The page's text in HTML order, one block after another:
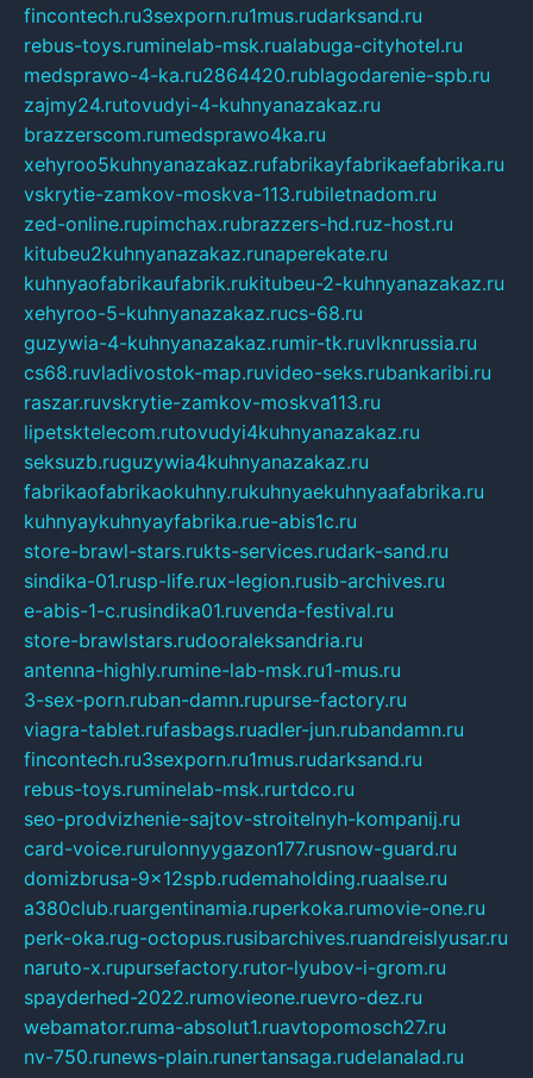
fincontech.ru3sexporn.ru1mus.rudarksand.ru
rebus-toys.ruminelab-msk.rualabuga-cityhotel.ru
medsprawo-4-ka.ru2864420.rublagodarenie-spb.ru
zajmy24.rutovudyi-4-kuhnyanazakaz.ru
brazzerscom.rumedsprawo4ka.ru
xehyroo5kuhnyanazakaz.rufabrikayfabrikaefabrika.ru
vskrytie-zamkov-moskva-113.rubiletnadom.ru
zed-online.rupimchax.rubrazzers-hd.ruz-host.ru
kitubeu2kuhnyanazakaz.runaperekate.ru
kuhnyaofabrikaufabrik.rukitubeu-2-kuhnyanazakaz.ru
xehyroo-5-kuhnyanazakaz.rucs-68.ru
guzywia-4-kuhnyanazakaz.rumir-tk.ruvlknrussia.ru
cs68.ruvladivostok-map.ruvideo-seks.rubankaribi.ru
raszar.ruvskrytie-zamkov-moskva113.ru
lipetsktelecom.rutovudyi4kuhnyanazakaz.ru
seksuzb.ruguzywia4kuhnyanazakaz.ru
fabrikaofabrikaokuhny.rukuhnyaekuhnyaafabrika.ru
kuhnyaykuhnyayfabrika.rue-abis1c.ru
store-brawl-stars.rukts-services.rudark-sand.ru
sindika-01.rusp-life.rux-legion.rusib-archives.ru
e-abis-1-c.rusindika01.ruvenda-festival.ru
store-brawlstars.rudooraleksandria.ru
antenna-highly.rumine-lab-msk.ru1-mus.ru
3-sex-porn.ruban-damn.rupurse-factory.ru
viagra-tablet.rufasbags.ruadler-jun.rubandamn.ru
fincontech.ru3sexporn.ru1mus.rudarksand.ru
rebus-toys.ruminelab-msk.rurtdco.ru
seo-prodvizhenie-sajtov-stroitelnyh-kompanij.ru
card-voice.rurulonnyygazon177.rusnow-guard.ru
domizbrusa-9x12spb.rudemaholding.ruaalse.ru
a380club.ruargentinamia.ruperkoka.rumovie-one.ru
perk-oka.rug-octopus.rusibarchives.ruandreislyusar.ru
naruto-x.rupursefactory.rutor-lyubov-i-grom.ru
spayderhed-2022.rumovieone.ruevro-dez.ru
webamator.ruma-absolut1.ruavtopomosch27.ru
nv-750.runews-plain.runertansaga.rudelanalad.ru